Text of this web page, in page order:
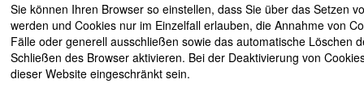
Sie können Ihren Browser so einstellen, dass Sie über das Setzen
werden und Cookies nur im Einzelfall erlauben, die Annahme von
Fälle oder generell ausschließen sowie das automatische Löschen
Schließen des Browser aktivieren. Bei der Deaktivierung von
dieser Website eingeschränkt sein.